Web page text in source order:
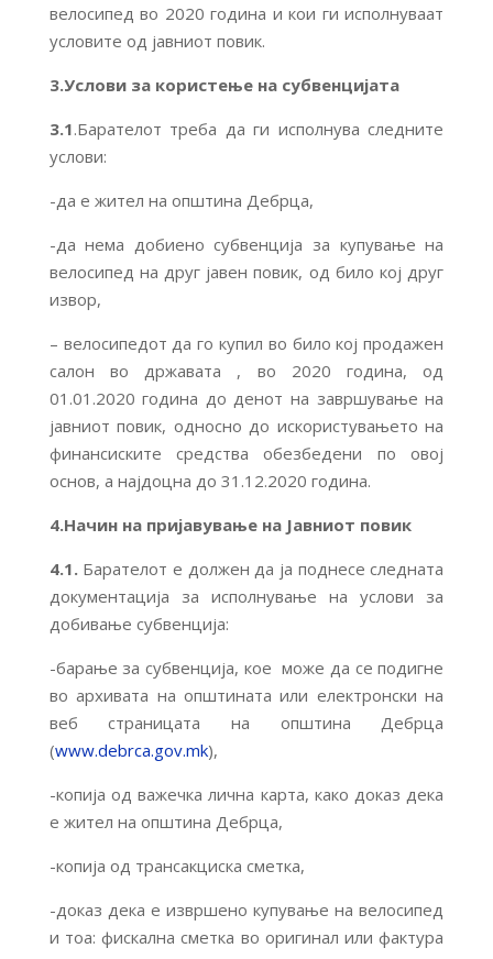
велосипед во 2020 година и кои ги исполнуваат
условите од јавниот повик.
3.Услови за користење на субвенцијата
3.1.Барателот треба да ги исполнува следните
услови:
-да е жител на општина Дебрца,
-да нема добиено субвенција за купување на
велосипед на друг јавен повик, од било кој друг
извор,
– велосипедот да го купил во било кој продажен
салон во државата , во 2020 година, од
01.01.2020 година до денот на завршување на
јавниот повик, односно до искористувањето на
финансиските средства обезбедени по овој
основ, а најдоцна до 31.12.2020 година.
4.Начин на пријавување на Јавниот повик
4.1.Барателот е должен да ја поднесе следната
документација за исполнување на услови за
добивање субвенција:
-барање за субвенција, кое може да се подигне
во архивата на општината или електронски на
веб страницата на општина Дебрца
(www.debrca.gov.mk),
-копија од важечка лична карта, како доказ дека
е жител на општина Дебрца,
-копија од трансакциска сметка,
-доказ дека е извршено купување на велосипед
и тоа: фискална сметка во оригинал или фактура